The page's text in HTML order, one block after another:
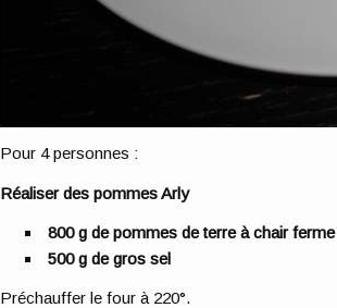
Pour 4 personnes :
Réaliser des pommes Arly
800 g de pommes de terre à chair ferme
500 g de gros sel
Préchauffer le four à 220°.